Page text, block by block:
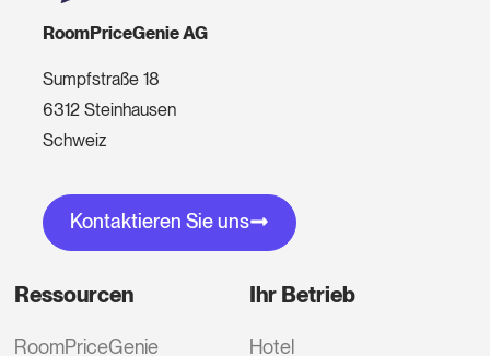
RoomPriceGenie AG
Sumpfstraße 18
6312 Steinhausen
Schweiz
Kontaktieren Sie uns
Ressourcen
RoomPriceGenie
Ihr Betrieb
Hotel